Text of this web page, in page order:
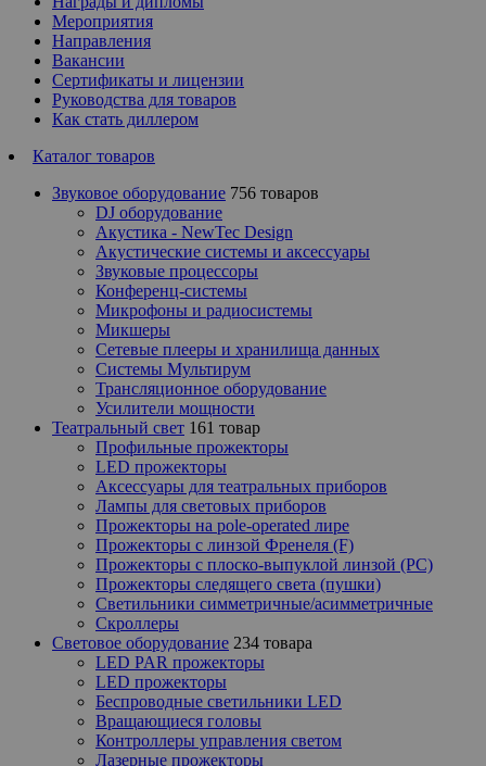
Мероприятия
Направления
Вакансии
Сертификаты и лицензии
Руководства для товаров
Как стать диллером
Каталог товаров
Звуковое оборудование 756 товаров
DJ оборудование
Акустика - NewTec Design
Акустические системы и аксессуары
Звуковые процессоры
Конференц-системы
Микрофоны и радиосистемы
Микшеры
Сетевые плееры и хранилища данных
Системы Мультирум
Трансляционное оборудование
Усилители мощности
Театральный свет 161 товар
Профильные прожекторы
LED прожекторы
Аксессуары для театральных приборов
Лампы для световых приборов
Прожекторы на pole-operated лире
Прожекторы с линзой Френеля (F)
Прожекторы с плоско-выпуклой линзой (PC)
Прожекторы следящего света (пушки)
Светильники симметричные/асимметричные
Скроллеры
Световое оборудование 234 товара
LED PAR прожекторы
LED прожекторы
Беспроводные светильники LED
Вращающиеся головы
Контроллеры управления светом
Лазерные прожекторы